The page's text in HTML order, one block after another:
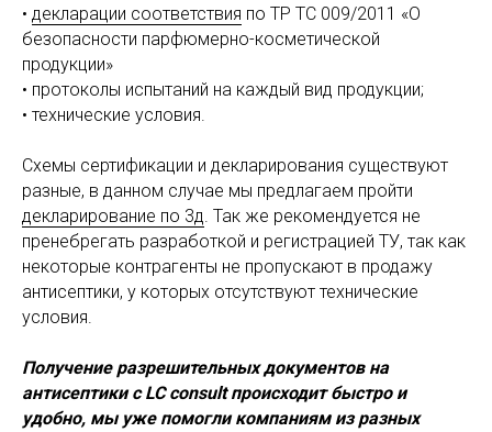
• декларации соответствия по ТР ТС 009/2011 «О
безопасности парфюмерно-косметической
продукции»
• протоколы испытаний на каждый вид продукции;
• технические условия.
Схемы сертификации и декларирования существуют
разные, в данном случае мы предлагаем пройти
декларирование по 3д. Так же рекомендуется не
пренебрегать разработкой и регистрацией ТУ, так как
некоторые контрагенты не пропускают в продажу
антисептики, у которых отсутствуют технические
условия.
Получение разрешительных документов на
антисептики с LC consult происходит быстро и
удобно, мы уже помогли компаниям из разных